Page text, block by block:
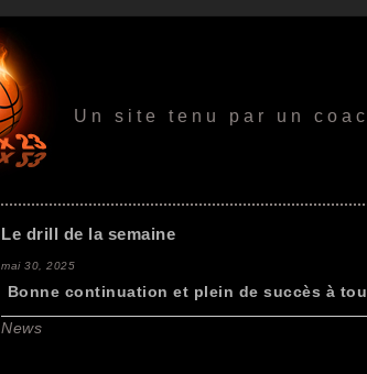
Un site tenu par un
Le drill de la semaine
mai 30, 2025
Bonne continuation et plein de succès à
News